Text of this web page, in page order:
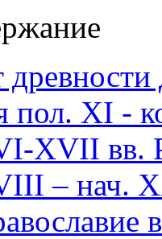
пол. XI -
XVII вв.
– нач.